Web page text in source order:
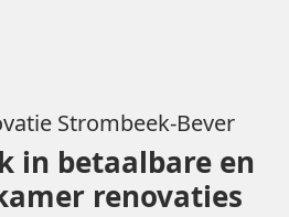
Strombeek-Bever
in betaalbare en
renovaties